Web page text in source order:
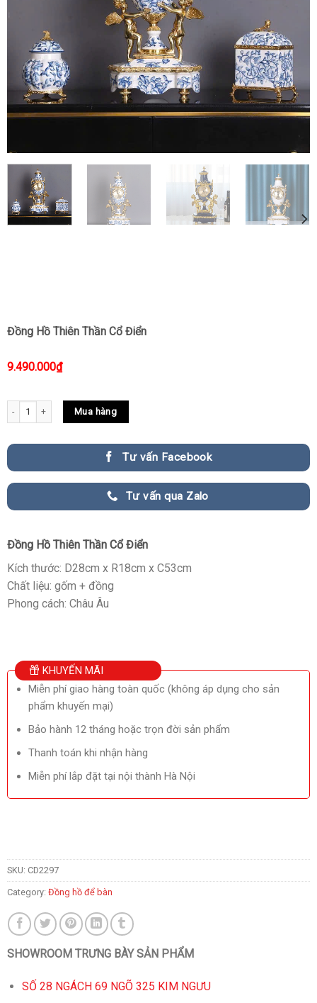
Đồng Hồ Thiên Thần Cổ Điển
9.490.000₫
Đồng Hồ Thiên Thần Cổ Điển quantity
Mua hàng
Tư vấn Facebook
Tư vấn qua Zalo
Đồng Hồ Thiên Thần Cổ Điển
Kích thước: D28cm x R18cm x C53cm
Chất liệu: gốm + đồng
Phong cách: Châu Âu
KHUYẾN MÃI
Miễn phí giao hàng toàn quốc (không áp dụng cho sản
phẩm khuyến mại)
Bảo hành 12 tháng hoặc trọn đời sản phẩm
Thanh toán khi nhận hàng
Miễn phí lắp đặt tại nội thành Hà Nội
SKU: CD2297
Category: Đồng hồ để bàn
SHOWROOM TRƯNG BÀY SẢN PHẨM
SỐ 28 NGÁCH 69 NGÕ 325 KIM NGƯU